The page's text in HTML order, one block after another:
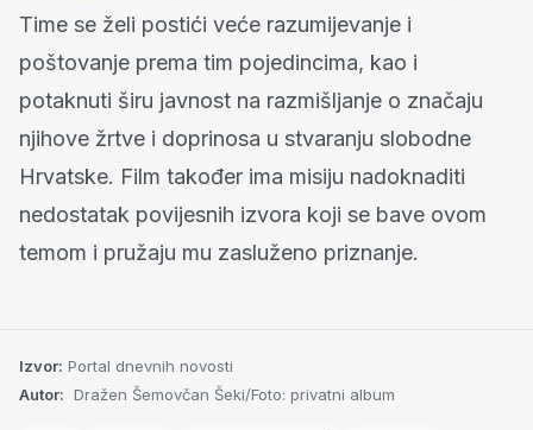
Time se želi postići veće razumijevanje i
poštovanje prema tim pojedincima, kao i
potaknuti širu javnost na razmišljanje o značaju
njihove žrtve i doprinosa u stvaranju slobodne
Hrvatske. Film također ima misiju nadoknaditi
nedostatak povijesnih izvora koji se bave ovom
temom i pružaju mu zasluženo priznanje.
Izvor: Portal dnevnih novosti
Autor: Dražen Šemovčan Šeki/Foto: privatni album